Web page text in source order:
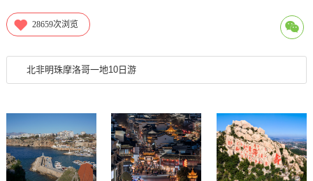
28659次浏览
北非明珠摩洛哥一地10日游